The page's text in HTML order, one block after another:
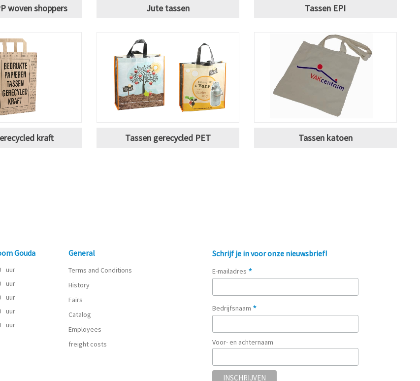
woven shoppers Jute tassen Tassen EPI
kraft Tassen gerecycled PET Tassen katoen
Gouda
uur
uur
uur
uur
uur
General
Terms and Conditions
History
Fairs
Catalog
Employees
freight costs
Schrijf je in voor onze nieuwsbrief!
E-mailadres *
Bedrijfsnaam *
Voor- en achternaam